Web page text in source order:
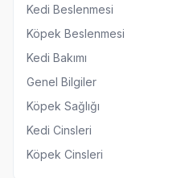
Kedi Beslenmesi
Köpek Beslenmesi
Kedi Bakımı
Genel Bilgiler
Köpek Sağlığı
Kedi Cinsleri
Köpek Cinsleri